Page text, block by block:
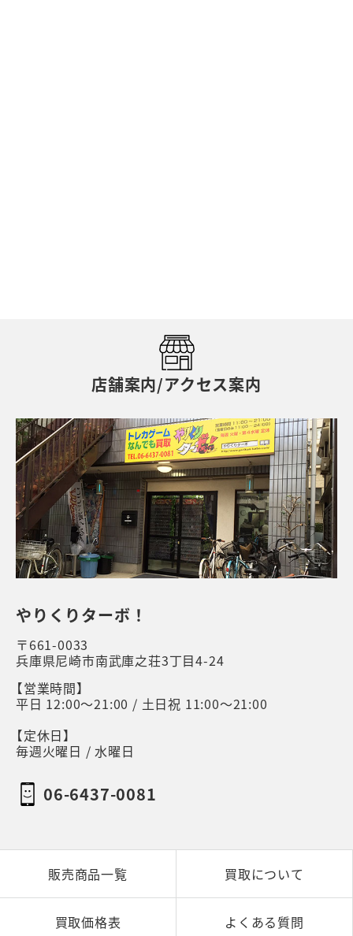
店舗案内/アクセス案内
やりくりターボ！
〒661-0033
兵庫県尼崎市南武庫之荘3丁目4-24
【営業時間】
平日 12:00～21:00 / 土日祝 11:00～21:00
【定休日】
毎週火曜日 / 水曜日
06-6437-0081
販売商品一覧 買取について
買取価格表 よくある質問